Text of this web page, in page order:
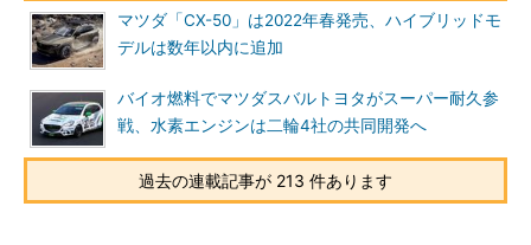
マツダ「CX-50」は2022年春発売、ハイブリッドモ
デルは数年以内に追加
バイオ燃料でマツダスバルトヨタがスーパー耐久参
戦、水素エンジンは二輪4社の共同開発へ
過去の連載記事が 213 件あります